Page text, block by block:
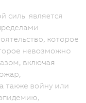
силы является
которое
невозможно
включая
также войну или